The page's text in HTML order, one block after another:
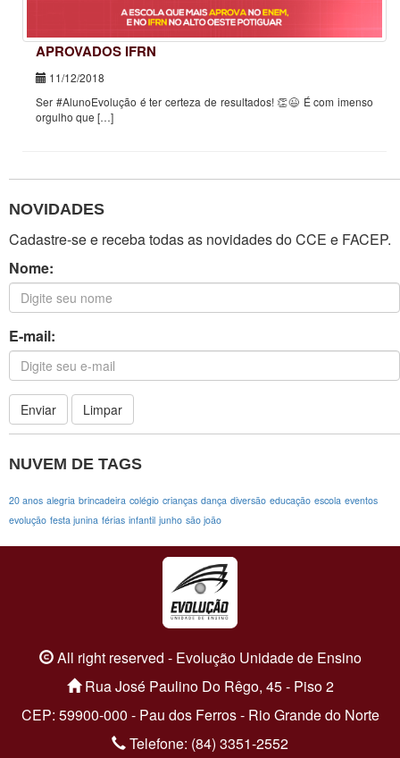
APROVADOS IFRN
11/12/2018
Ser #AlunoEvolução é ter certeza de resultados! 👏😉 É com imenso
orgulho que […]
NOVIDADES
Cadastre-se e receba todas as novidades do CCE e FACEP.
Nome:
E-mail:
Enviar Limpar
NUVEM DE TAGS
20 anos alegria brincadeira colégio crianças dança diversão educação escola eventos
evolução festa junina férias infantil junho são joão
All right reserved - Evolução Unidade de Ensino
Rua José Paulino Do Rêgo, 45 - Piso 2
CEP: 59900-000 - Pau dos Ferros - Rio Grande do Norte
Telefone: (84) 3351-2552